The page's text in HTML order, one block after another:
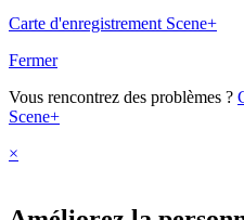
Carte d'enregistrement Scene+
Fermer
Vous rencontrez des problèmes ?
Scene+
×